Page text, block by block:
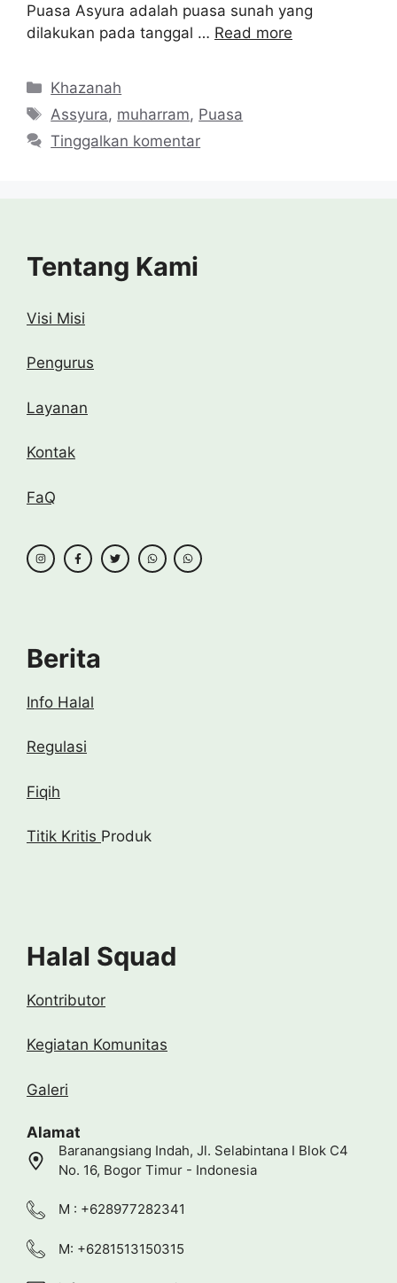
Puasa Asyura adalah puasa sunah yang
dilakukan pada tanggal … Read more
Kategori
Khazanah
Tag
Assyura, muharram, Puasa
Tinggalkan komentar
Tentang Kami
Visi Misi
Pengurus
Layanan
Kontak
FaQ
Berita
Info Halal
Regulasi
Fiqih
Titik Kritis Produk
Halal Squad
Kontributor
Kegiatan Komunitas
Galeri
Alamat
Baranangsiang Indah, Jl. Selabintana I Blok C4
No. 16, Bogor Timur - Indonesia
M : +628977282341
M: +6281513150315